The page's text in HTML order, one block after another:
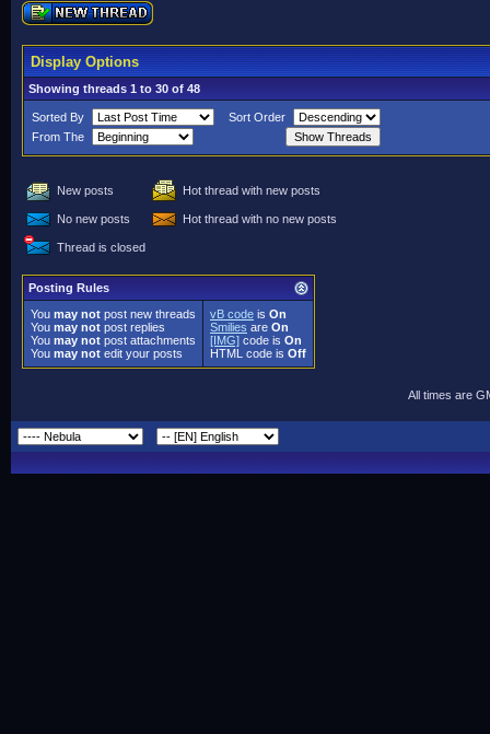
Display Options
Showing threads 1 to 30 of 48
Sorted By
Sort Order
From The
New posts Hot thread with new posts
No new posts Hot thread with no new posts
Thread is closed
Posting Rules
You may not post new threads
You may not post replies
You may not post attachments
You may not edit your posts
vB code is On
Smilies are On
[IMG] code is On
HTML code is Off
All times are